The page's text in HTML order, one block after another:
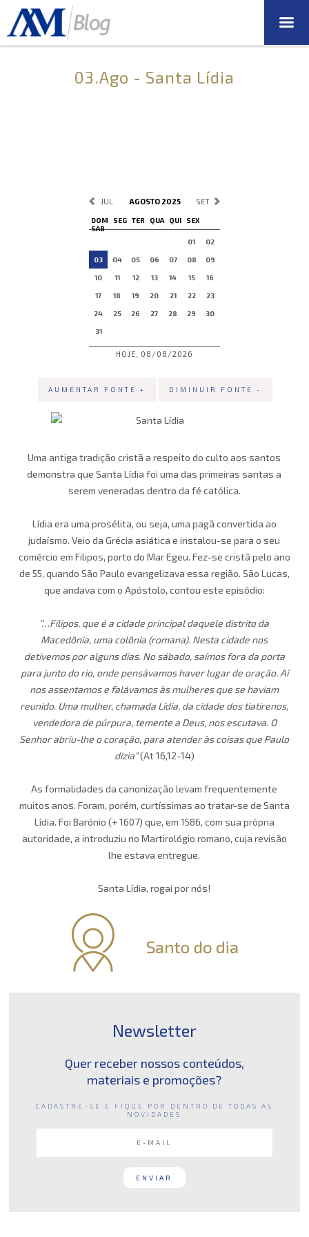
03.Ago - Santa Lídia
JUL AGOSTO 2025 SET
DOM SEG TER QUA QUI
SEX
SAB
01
02
03 04 05 06 07 08 09
10 11 12 13 14 15 16
17 18 19 20 21 22 23
24 25 26 27 28 29 30
31
HOJE, 08/08/2026
AUMENTAR FONTE + DIMINUIR FONTE -
Uma antiga tradição cristã a respeito do culto aos santos
demonstra que Santa Lídia foi uma das primeiras santas a
serem veneradas dentro da fé católica.
Lídia era uma prosélita, ou seja, uma pagã convertida ao
judaísmo. Veio da Grécia asiática e instalou-se para o seu
comércio em Filipos, porto do Mar Egeu. Fez-se cristã pelo ano
de 55, quando São Paulo evangelizava essa região. São Lucas,
que andava com o Apóstolo, contou este episódio:
“…Filipos, que é a cidade principal daquele distrito da
Macedônia, uma colônia (romana). Nesta cidade nos
detivemos por alguns dias. No sábado, saímos fora da porta
para junto do rio, onde pensávamos haver lugar de oração. Aí
nos assentamos e falávamos às mulheres que se haviam
reunido. Uma mulher, chamada Lídia, da cidade dos tiatirenos,
vendedora de púrpura, temente a Deus, nos escutava. O
Senhor abriu-lhe o coração, para atender às coisas que Paulo
dizia”(At 16,12-14)
As formalidades da canonização levam frequentemente
muitos anos. Foram, porém, curtíssimas ao tratar-se de Santa
Lídia. Foi Barónio (+ 1607) que, em 1586, com sua própria
autoridade, a introduziu no Martirológio romano, cuja revisão
lhe estava entregue.
Santa Lídia, rogai por nós!
Newsletter
Quer receber nossos conteúdos,
materiais e promoções?
CADASTRE-SE E FIQUE POR DENTRO DE TODAS AS
NOVIDADES